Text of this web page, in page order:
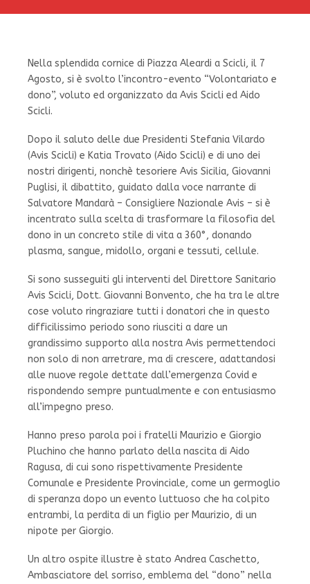
Nella splendida cornice di Piazza Aleardi a Scicli, il 7
Agosto, si è svolto l’incontro-evento “Volontariato e
dono”, voluto ed organizzato da Avis Scicli ed Aido
Scicli.
Dopo il saluto delle due Presidenti Stefania Vilardo
(Avis Scicli) e Katia Trovato (Aido Scicli) e di uno dei
nostri dirigenti, nonchè tesoriere Avis Sicilia, Giovanni
Puglisi, il dibattito, guidato dalla voce narrante di
Salvatore Mandarà – Consigliere Nazionale Avis – si è
incentrato sulla scelta di trasformare la filosofia del
dono in un concreto stile di vita a 360°, donando
plasma, sangue, midollo, organi e tessuti, cellule.
Si sono susseguiti gli interventi del Direttore Sanitario
Avis Scicli, Dott. Giovanni Bonvento, che ha tra le altre
cose voluto ringraziare tutti i donatori che in questo
difficilissimo periodo sono riusciti a dare un
grandissimo supporto alla nostra Avis permettendoci
non solo di non arretrare, ma di crescere, adattandosi
alle nuove regole dettate dall’emergenza Covid e
rispondendo sempre puntualmente e con entusiasmo
all’impegno preso.
Hanno preso parola poi i fratelli Maurizio e Giorgio
Pluchino che hanno parlato della nascita di Aido
Ragusa, di cui sono rispettivamente Presidente
Comunale e Presidente Provinciale, come un germoglio
di speranza dopo un evento luttuoso che ha colpito
entrambi, la perdita di un figlio per Maurizio, di un
nipote per Giorgio.
Un altro ospite illustre è stato Andrea Caschetto,
Ambasciatore del sorriso, emblema del “dono” nella